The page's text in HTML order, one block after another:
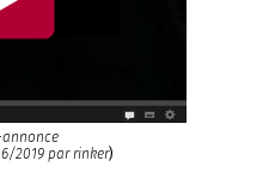
annonce
2019 par rinker)